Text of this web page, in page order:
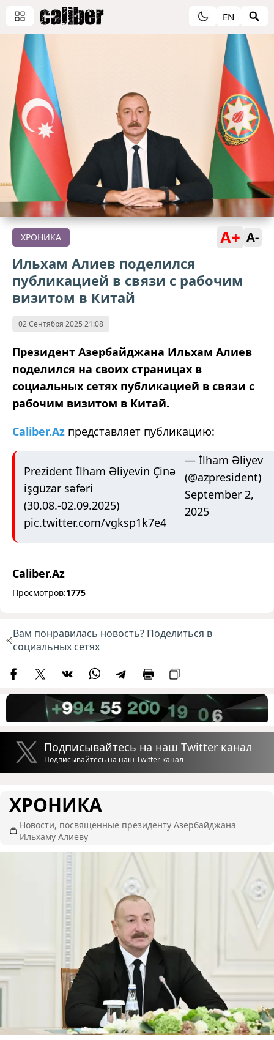
EN
ХРОНИКА A+ A-
Ильхам Алиев поделился
публикацией в связи с рабочим
визитом в Китай
02 Сентября 2025 21:08
Президент Азербайджана Ильхам Алиев
поделился на своих страницах в
социальных сетях публикацией в связи с
рабочим визитом в Китай.
Caliber.Az представляет публикацию:
Prezident İlham Əliyevin Çinə
işgüzar səfəri
(30.08.-02.09.2025)
pic.twitter.com/vgksp1k7e4
— İlham Əliyev
(@azpresident)
September 2,
2025
Caliber.Az
Просмотров:1775
Вам понравилась новость? Поделиться в
социальных сетях
Подписывайтесь на наш Twitter канал
Подписывайтесь на наш Twitter канал
ХРОНИКА
Новости, посвященные президенту Азербайджана
Ильхаму Алиеву